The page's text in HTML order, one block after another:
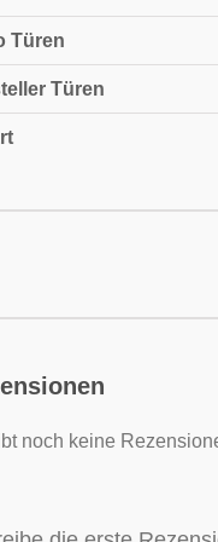
Türen
Türen
noch keine